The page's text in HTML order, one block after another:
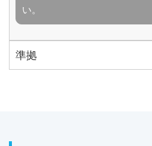
い。
準拠